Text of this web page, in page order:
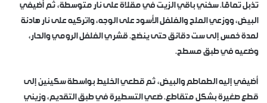
تذبل تمامًا. سخني باقي الزيت في مقلاة على نار متوسطة، ثم أضيفي
البيض، ووزعي الملح والفلفل الأسود على الوجه، واتركيه على نار هادئة
لمدة خمس إلى ست دقائق حتى ينضج. قشري الفلفل الرومي والحار،
وضعيه في طبق مسطح.
أضيفي إليه الطماطم والبيض، ثم قطعي الخليط بواسطة سكينين إلى
قطع صغيرة بشكل متقاطع. ضعي التسطيرة في طبق التقديم، وزيني